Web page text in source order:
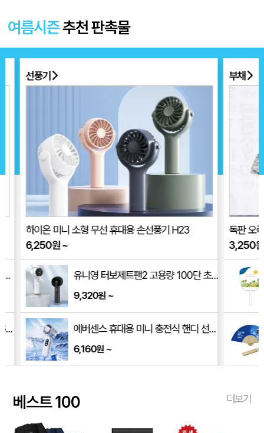
여름시즌추천 판촉물
선풍기
하이온 미니 소형 무선 휴대용 손선풍기 H23
6,250원~
유니영 터보제트팬2 고용량 100단 초고속 핸디 손선풍기 3000mAh (UNF3K)
9,320원~
에버센스 휴대용 미니 충전식 핸디 선풍기
6,160원~
부채
독판 오죽
3,250원~
베스트 100 더보기